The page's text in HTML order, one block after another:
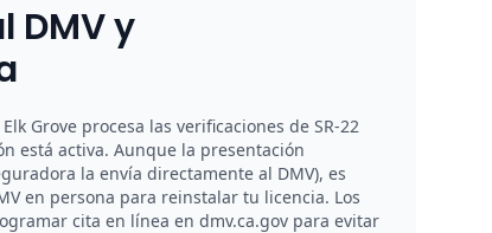
DMV y
Grove procesa las verificaciones de SR-22
está activa. Aunque la presentación
la envía directamente al DMV), es
en persona para reinstalar tu licencia. Los
cita en línea en dmv.ca.gov para evitar